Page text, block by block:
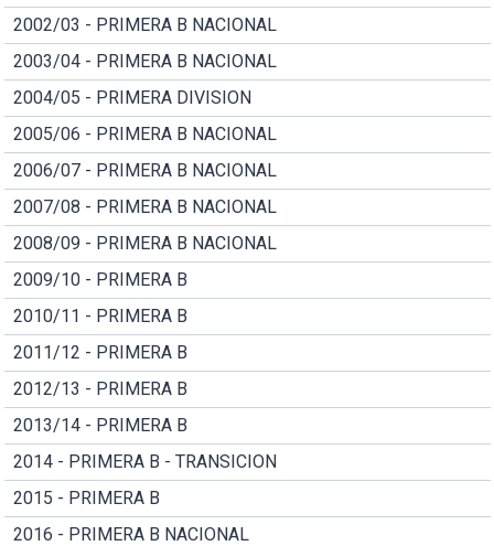
2002/03 - PRIMERA B NACIONAL
2003/04 - PRIMERA B NACIONAL
2004/05 - PRIMERA DIVISION
2005/06 - PRIMERA B NACIONAL
2006/07 - PRIMERA B NACIONAL
2007/08 - PRIMERA B NACIONAL
2008/09 - PRIMERA B NACIONAL
2009/10 - PRIMERA B
2010/11 - PRIMERA B
2011/12 - PRIMERA B
2012/13 - PRIMERA B
2013/14 - PRIMERA B
2014 - PRIMERA B - TRANSICION
2015 - PRIMERA B
2016 - PRIMERA B NACIONAL